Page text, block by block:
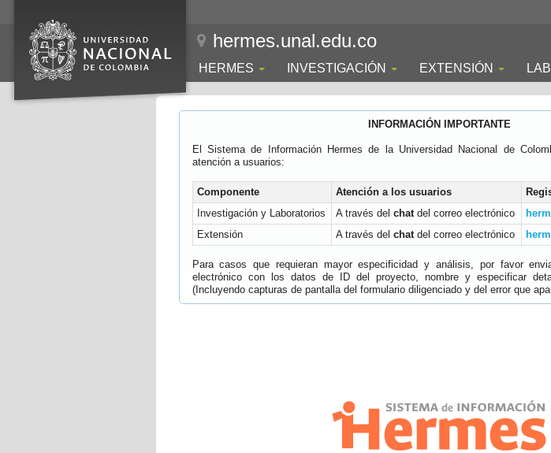
hermes.unal.edu.co
HERMES INVESTIGACIÓN EXTENSIÓN
INFORMACIÓN IMPORTANTE
El Sistema de Información Hermes de la Universidad Nacional de
atención a usuarios:
Componente Atención a los usuarios
Investigación y Laboratorios
A través del chatdel correo electrónico
Extensión
A través del chatdel correo electrónico
Para casos que requieran mayor especificidad y análisis, por favor
electrónico con los datos de ID del proyecto, nombre y especificar
(Incluyendo capturas de pantalla del formulario diligenciado y del error que